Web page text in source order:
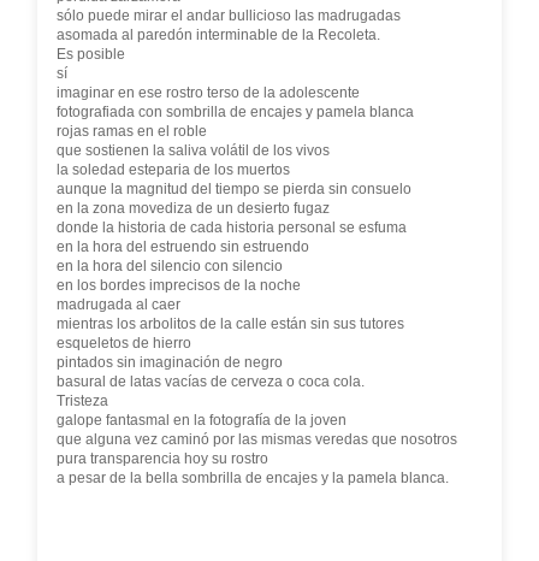
sólo puede mirar el andar bullicioso las madrugadas
asomada al paredón interminable de la Recoleta.
Es posible
sí
imaginar en ese rostro terso de la adolescente
fotografiada con sombrilla de encajes y pamela blanca
rojas ramas en el roble
que sostienen la saliva volátil de los vivos
la soledad esteparia de los muertos
aunque la magnitud del tiempo se pierda sin consuelo
en la zona movediza de un desierto fugaz
donde la historia de cada historia personal se esfuma
en la hora del estruendo sin estruendo
en la hora del silencio con silencio
en los bordes imprecisos de la noche
madrugada al caer
mientras los arbolitos de la calle están sin sus tutores
esqueletos de hierro
pintados sin imaginación de negro
basural de latas vacías de cerveza o coca cola.
Tristeza
galope fantasmal en la fotografía de la joven
que alguna vez caminó por las mismas veredas que nosotros
pura transparencia hoy su rostro
a pesar de la bella sombrilla de encajes y la pamela blanca.